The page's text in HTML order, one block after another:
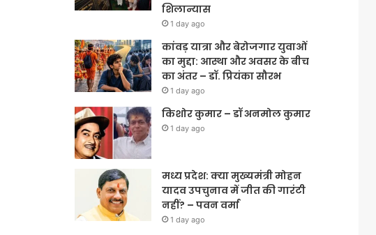
शिलान्यास
1 day ago
कांवड़ यात्रा और बेरोजगार युवाओं
का मुद्दा: आस्था और अवसर के बीच
का अंतर – डॉ. प्रियंका सौरभ
1 day ago
किशोर कुमार – डॉ अनमोल कुमार
1 day ago
मध्य प्रदेश: क्या मुख्यमंत्री मोहन
यादव उपचुनाव में जीत की गारंटी
नहीं? – पवन वर्मा
1 day ago